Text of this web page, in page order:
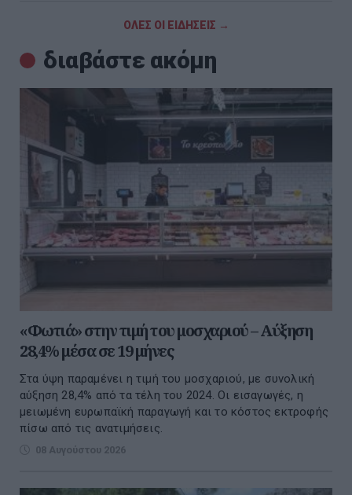
ΟΛΕΣ ΟΙ ΕΙΔΗΣΕΙΣ →
διαβάστε ακόμη
«Φωτιά» στην τιμή του μοσχαριού – Αύξηση
28,4% μέσα σε 19 μήνες
Στα ύψη παραμένει η τιμή του μοσχαριού, με συνολική
αύξηση 28,4% από τα τέλη του 2024. Οι εισαγωγές, η
μειωμένη ευρωπαϊκή παραγωγή και το κόστος εκτροφής
πίσω από τις ανατιμήσεις.
08 Αυγούστου 2026